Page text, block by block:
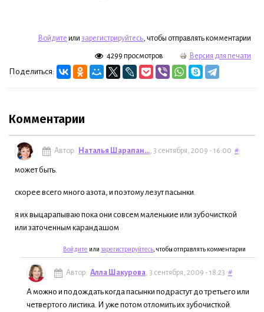
Войдите или зарегистрируйтесь, чтобы отправлять комментарии
4299 просмотров Версия для печати
Поделиться:
Комментарии
Автор: Наталья Шарапан..., 3 сентября, 2009 - 16:00 #
может быть.
скорее всего много азота, и поэтому лезут пасынки.
я их выцарапываю пока они совсем маленькие или зубочисткой
или заточенным карандашом
Войдите или зарегистрируйтесь , чтобы отправлять комментарии
Автор: Алла Шакурова, 3 сентября, 2009 - 18:23 #
А можно и подождать когда пасынки подрастут до третьего или
четвертого листика. И уже потом отломить их зубочисткой.